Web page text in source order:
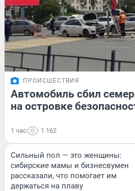
ПРОИСШЕСТВИЯ
Автомобиль сбил
на островке
1 час 1 162
Сильный пол — это женщины:
сибирские мамы и бизнесвумен
рассказали, что помогает им
держаться на плаву